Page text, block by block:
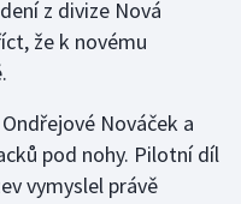
z divize Nová
že k novému
Nováček a
pod nohy. Pilotní díl
vymyslel právě